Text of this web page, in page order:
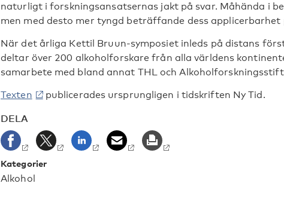
naturligt i forskningsansatsernas jakt på svar. Måhända i
men med desto mer tyngd beträffande dess applicerbarhet
När det årliga Kettil Bruun-symposiet inleds på distans
deltar över 200 alkoholforskare från alla världens
samarbete med bland annat THL och
Texten
publicerades ursprungligen i tidskriften Ny Tid.
DELA
Kategorier
Alkohol